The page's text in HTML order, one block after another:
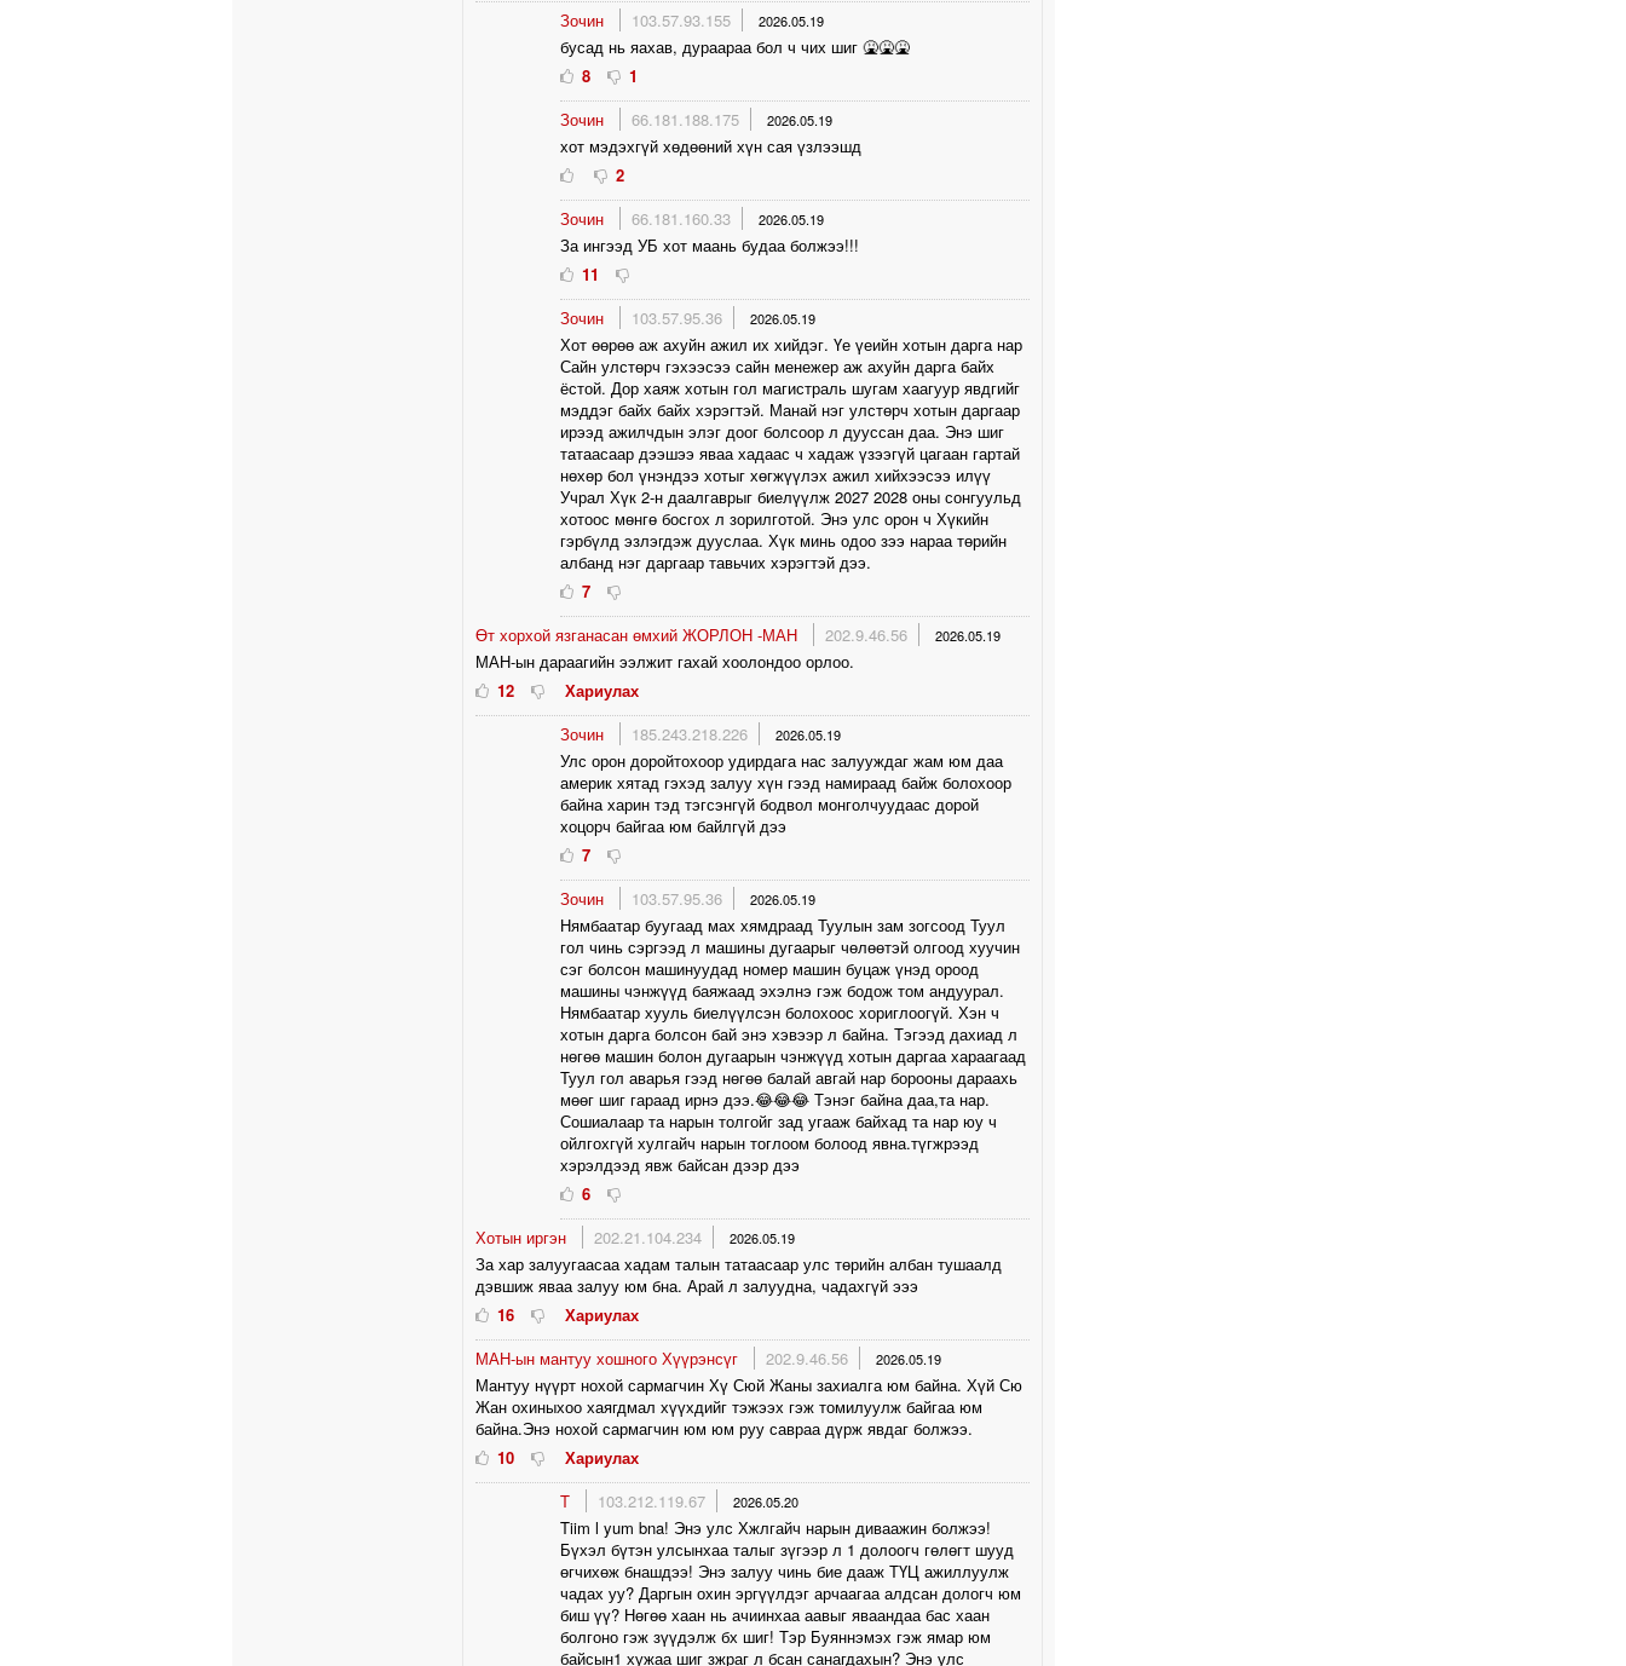
Зочин
103.57.93.155 2026.05.19
бусад нь яахав, дураараа бол ч чих шиг 🤮🤮🤮
8
1
Зочин
66.181.188.175 2026.05.19
хот мэдэхгүй хөдөөний хүн сая үзлээшд
2
Зочин
66.181.160.33 2026.05.19
За ингээд УБ хот маань будаа болжээ!!!
11
Зочин
103.57.95.36 2026.05.19
Хот өөрөө аж ахуйн ажил их хийдэг. Үе үеийн хотын дарга нар
Сайн улстөрч гэхээсээ сайн менежер аж ахуйн дарга байх
ёстой. Дор хаяж хотын гол магистраль шугам хаагуур явдгийг
мэддэг байх байх хэрэгтэй. Манай нэг улстөрч хотын даргаар
ирээд ажилчдын элэг доог болсоор л дууссан даа. Энэ шиг
татаасаар дээшээ яваа хадаас ч хадаж үзээгүй цагаан гартай
нөхөр бол үнэндээ хотыг хөгжүүлэх ажил хийхээсээ илүү
Учрал Хүк 2-н даалгаврыг биелүүлж 2027 2028 оны сонгуульд
хотоос мөнгө босгох л зорилготой. Энэ улс орон ч Хүкийн
гэрбүлд эзлэгдэж дууслаа. Хүк минь одоо зээ нараа төрийн
албанд нэг даргаар тавьчих хэрэгтэй дээ.
7
Өт хорхой язганасан өмхий ЖОРЛОН -МАН
202.9.46.56 2026.05.19
МАН-ын дараагийн ээлжит гахай хоолондоо орлоо.
12
Хариулах
Зочин
185.243.218.226 2026.05.19
Улс орон доройтохоор удирдага нас залууждаг жам юм даа
америк хятад гэхэд залуу хүн гээд намираад байж болохоор
байна харин тэд тэгсэнгүй бодвол монголчуудаас дорой
хоцорч байгаа юм байлгүй дээ
7
Зочин
103.57.95.36 2026.05.19
Нямбаатар буугаад мах хямдраад Туулын зам зогсоод Туул
гол чинь сэргээд л машины дугаарыг чөлөөтэй олгоод хуучин
сэг болсон машинуудад номер машин буцаж үнэд ороод
машины чэнжүүд баяжаад эхэлнэ гэж бодож том андуурал.
Нямбаатар хууль биелүүлсэн болохоос хориглоогүй. Хэн ч
хотын дарга болсон бай энэ хэвээр л байна. Тэгээд дахиад л
нөгөө машин болон дугаарын чэнжүүд хотын даргаа хараагаад
Туул гол аварья гээд нөгөө балай авгай нар борооны дараахь
мөөг шиг гараад ирнэ дээ.😂😂😂 Тэнэг байна даа,та нар.
Сошиалаар та нарын толгойг зад угааж байхад та нар юу ч
ойлгохгүй хулгайч нарын тоглоом болоод явна.түгжрээд
хэрэлдээд явж байсан дээр дээ
6
Хотын иргэн
202.21.104.234 2026.05.19
За хар залуугаасаа хадам талын татаасаар улс төрийн албан тушаалд
дэвшиж яваа залуу юм бна. Арай л залуудна, чадахгүй эээ
16
Хариулах
МАН-ын мантуу хошного Хүүрэнсүг
202.9.46.56 2026.05.19
Мантуу нүүрт нохой сармагчин Хү Сюй Жаны захиалга юм байна. Хүй Сю
Жан охиныхоо хаягдмал хүүхдийг тэжээх гэж томилуулж байгаа юм
байна.Энэ нохой сармагчин юм юм руу савраа дүрж явдаг болжээ.
10
Хариулах
T
103.212.119.67 2026.05.20
Tiim l yum bna! Энэ улс Хжлгайч нарын диваажин болжээ!
Бүхэл бүтэн улсынхаа талыг зүгээр л 1 долоогч гөлөгт шууд
өгчихөж бнашдээ! Энэ залуу чинь бие дааж ТҮЦ ажиллуулж
чадах уу? Даргын охин эргүүлдэг арчаагаа алдсан дологч юм
биш үү? Нөгөө хаан нь ачиинхаа аавыг яваандаа бас хаан
болгоно гэж зүүдэлж бх шиг! Тэр Буяннэмэх гэж ямар юм
байсын1 хужаа шиг зжраг л бсан санагдахын? Энэ улс